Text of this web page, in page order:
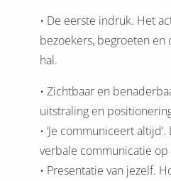
• De eerste indruk. Het
bezoekers, begroeten en
hal.
• Zichtbaar en
uitstraling en
• ‘Je communiceert
verbale communicatie op
• Presentatie van jezelf.